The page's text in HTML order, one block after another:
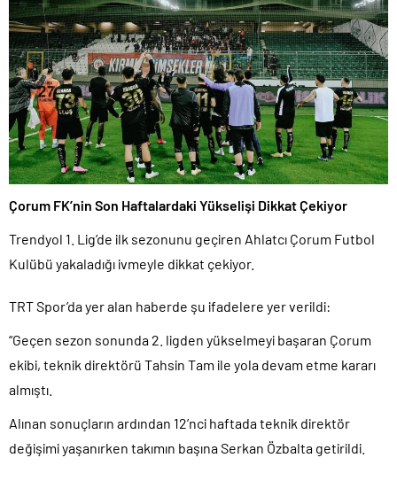
Çorum FK’nin Son Haftalardaki Yükselişi Dikkat Çekiyor
Trendyol 1. Lig’de ilk sezonunu geçiren Ahlatcı Çorum Futbol
Kulübü yakaladığı ivmeyle dikkat çekiyor.
TRT Spor’da yer alan haberde şu ifadelere yer verildi:
“Geçen sezon sonunda 2. ligden yükselmeyi başaran Çorum
ekibi, teknik direktörü Tahsin Tam ile yola devam etme kararı
almıştı.
Alınan sonuçların ardından 12’nci haftada teknik direktör
değişimi yaşanırken takımın başına Serkan Özbalta getirildi.